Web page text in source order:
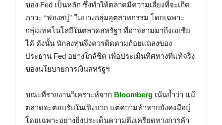
ของ Fed เป็นหลัก ซึ่งทำให้ตลาดมีความเสี่ยงที่จะเกิด
ภาวะ “ฟองสบู่” ในบางกลุ่มอุตสาหกรรม โดยเฉพาะ
กลุ่มเทคโนโลยีในตลาดสหรัฐฯ ที่อาจลามมาถึงเอเชีย
ได้ ดังนั้น นักลงทุนจึงควรติดตามถ้อยแถลงของ
ประธาน Fed อย่างใกล้ชิด เพื่อประเมินทิศทางที่แท้จริง
ของนโยบายการเงินสหรัฐฯ
ขณะที่รายงานวิเคราะห์จาก Bloomberg เน้นย้ำว่า แม้
ตลาดจะตอบรับในเชิงบวก แต่ความท้าทายยังคงมีอยู่
โดยเฉพาะอย่างยิ่งประเด็นความตึงเครียดทางการค้า